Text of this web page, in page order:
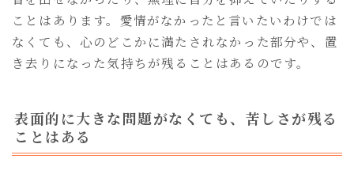
ことはあります。愛情がなかったと言いたいわけでは
なくても、心のどこかに満たされなかった部分や、置
き去りになった気持ちが残ることはあるのです。
表面的に大きな問題がなくても、苦しさが残る
ことはある